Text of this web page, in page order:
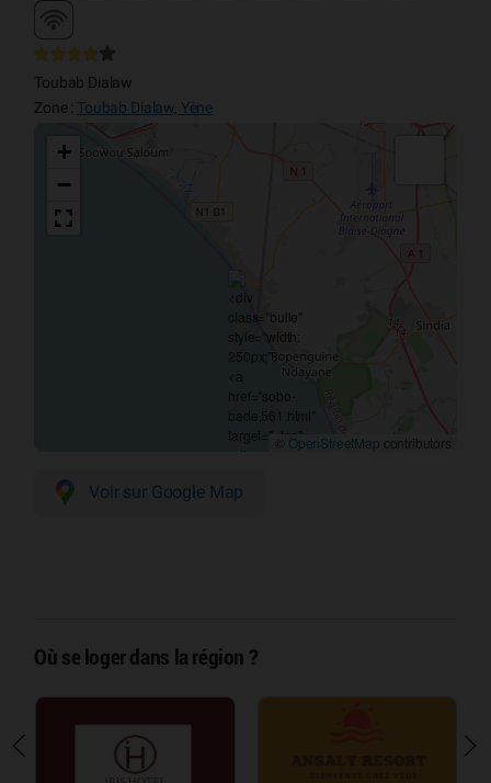
Toubab Dialaw
Zone : Toubab Dialaw, Yène
+
−
OpenStreetMap contributors
Voir sur Google Map
Où se loger dans la région ?